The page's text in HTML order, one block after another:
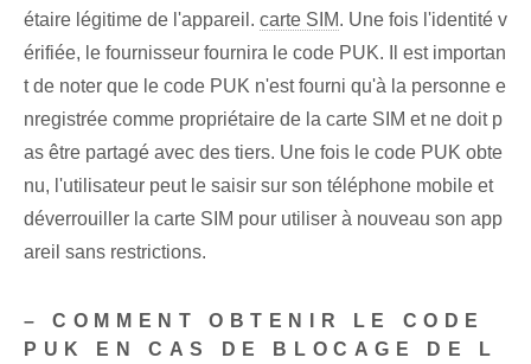
étaire légitime de l'appareil. carte SIM. Une fois l'identité v
érifiée, le fournisseur⁢ fournira le code PUK. Il est importan
t de noter que le code PUK n'est fourni qu'à la personne e
nregistrée comme propriétaire de la carte SIM et ne doit p
as être partagé avec des tiers. Une fois le code PUK obte
nu, l'utilisateur peut le saisir sur son téléphone mobile et
déverrouiller la carte SIM pour utiliser à nouveau son app
areil sans restrictions.
– COMMENT OBTENIR LE CODE
PUK EN CAS DE BLOCAGE DE L